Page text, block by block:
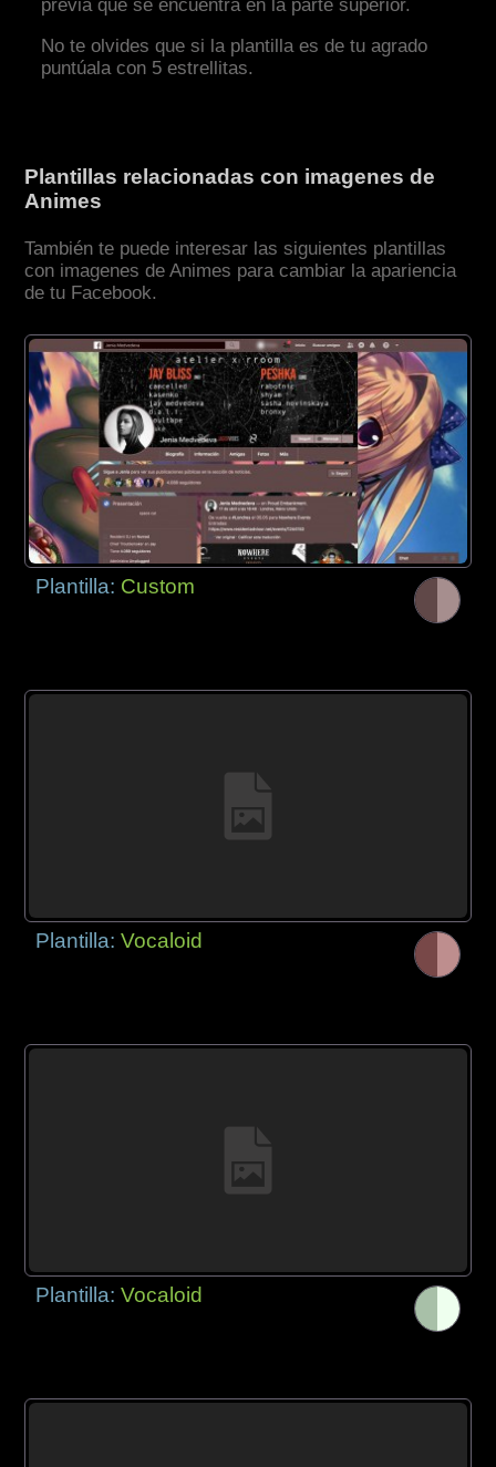
previa que se encuentra en la parte superior.
No te olvides que si la plantilla es de tu agrado
puntúala con 5 estrellitas.
Plantillas relacionadas con imagenes de
Animes
También te puede interesar las siguientes plantillas
con imagenes de Animes para cambiar la apariencia
de tu Facebook.
Plantilla: Custom
Plantilla:Vocaloid
Plantilla:Vocaloid